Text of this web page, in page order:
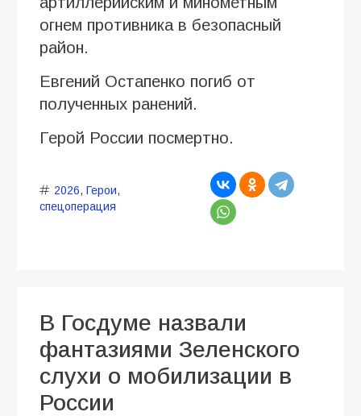
огнем противника в безопасный
район.
Евгений Остапенко погиб от
полученных ранений.
Герой России посмертно.
2026, Герои,
спецоперация
В Госдуме назвали
фантазиями Зеленского
слухи о мобилизации в
России